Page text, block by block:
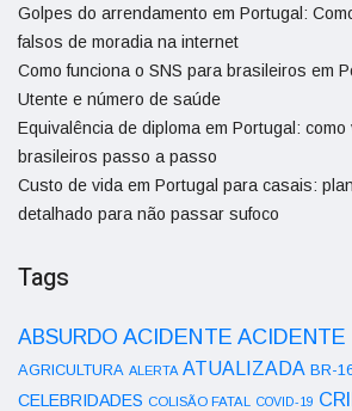
Golpes do arrendamento em Portugal:
falsos de moradia na internet
Como funciona o SNS para brasileiros em
Utente e número de saúde
Equivalência de diploma em Portugal:
brasileiros passo a passo
Custo de vida em Portugal para casais:
detalhado para não passar sufoco
Tags
ABSURDO ACIDENTE ACIDENTE
AGRICULTURA ALERTA ATUALIZADA BR-
CELEBRIDADES COLISÃO FATAL COVID-19